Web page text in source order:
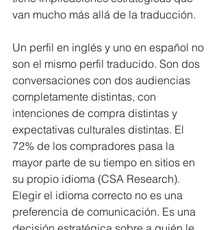
van mucho más allá de la traducción.
Un perfil en inglés y uno en español no
son el mismo perfil traducido. Son dos
conversaciones con dos audiencias
completamente distintas, con
intenciones de compra distintas y
expectativas culturales distintas. El
72% de los compradores pasa la
mayor parte de su tiempo en sitios en
su propio idioma (CSA Research).
Elegir el idioma correcto no es una
preferencia de comunicación. Es una